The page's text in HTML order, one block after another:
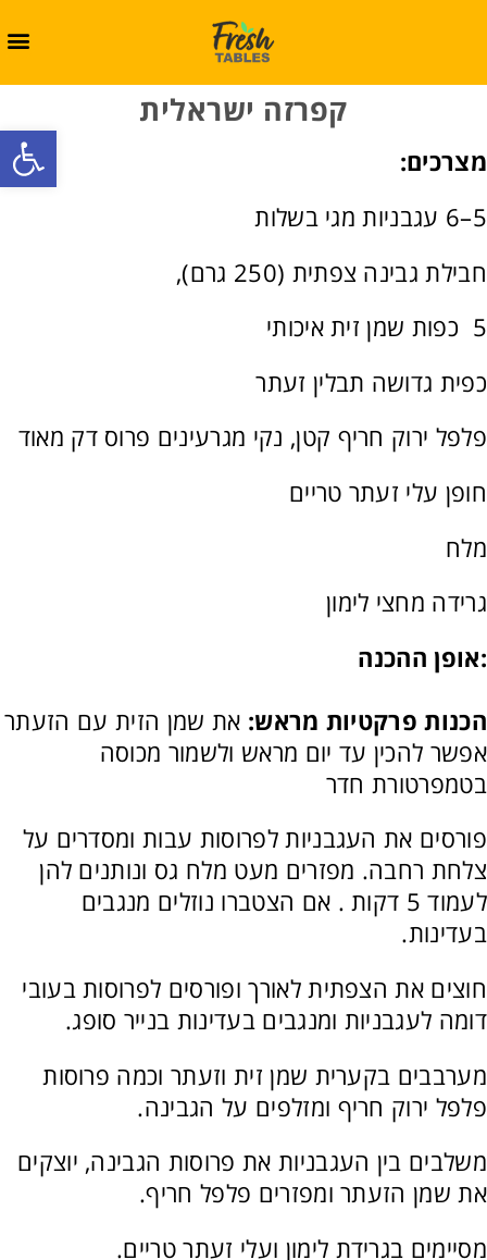
קפרזה ישראלית
מצרכים:
5–6 עגבניות מגי בשלות
חבילת גבינה צפתית (250 גרם),
5 כפות שמן זית איכותי
כפית גדושה תבלין זעתר
פלפל ירוק חריף קטן, נקי מגרעינים פרוס דק מאוד
חופן עלי זעתר טריים
מלח
גרידה מחצי לימון
:אופן ההכנה
הכנות פרקטיות מראש: את שמן הזית עם הזעתר
אפשר להכין עד יום מראש ולשמור מכוסה
בטמפרטורת חדר
פורסים את העגבניות לפרוסות עבות ומסדרים על
צלחת רחבה. מפזרים מעט מלח גס ונותנים להן
לעמוד 5 דקות . אם הצטברו נוזלים מנגבים
בעדינות.
חוצים את הצפתית לאורך ופורסים לפרוסות בעובי
דומה לעגבניות ומנגבים בעדינות בנייר סופג.
מערבבים בקערית שמן זית וזעתר וכמה פרוסות
פלפל ירוק חריף ומזלפים על הגבינה.
משלבים בין העגבניות את פרוסות הגבינה, יוצקים
את שמן הזעתר ומפזרים פלפל חריף.
מסיימים בגרידת לימון ועלי זעתר טריים.